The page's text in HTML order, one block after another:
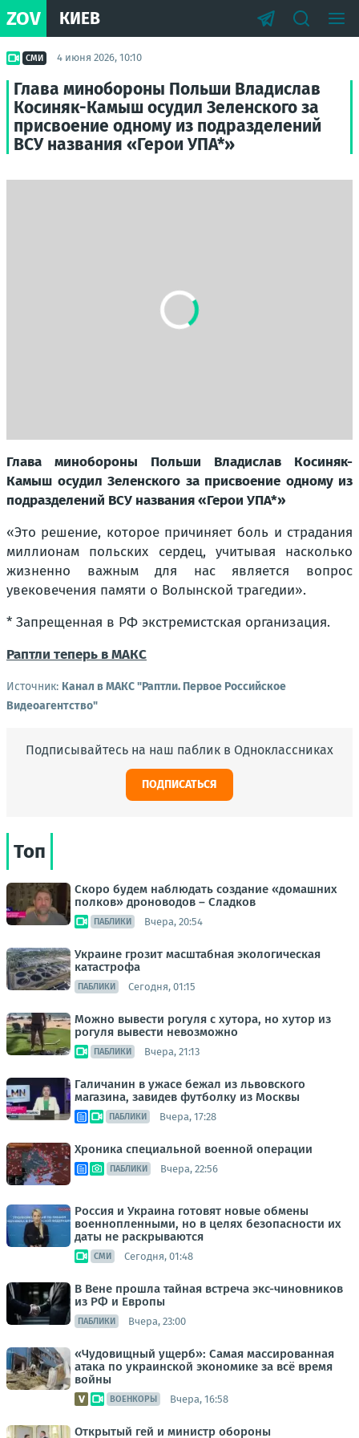
ZOV КИЕВ
СМИ 4 июня 2026, 10:10
Глава минобороны Польши Владислав
Косиняк-Камыш осудил Зеленского за
присвоение одному из подразделений
ВСУ названия «Герои УПА*»
Глава минобороны Польши Владислав Косиняк-
Камыш осудил Зеленского за присвоение одному из
подразделений ВСУ названия «Герои УПА*»
«Это решение, которое причиняет боль и страдания
миллионам польских сердец, учитывая насколько
жизненно важным для нас является вопрос
увековечения памяти о Волынской трагедии».
* Запрещенная в РФ экстремистская организация.
Раптли теперь в МАКС
Источник: Канал в МАКС "Раптли. Первое Российское
Видеоагентство"
Подписывайтесь на наш паблик в Одноклассниках
ПОДПИСАТЬСЯ
Топ
Скоро будем наблюдать создание «домашних
полков» дроноводов – Сладков
ПАБЛИКИ Вчера, 20:54
Украине грозит масштабная экологическая
катастрофа
ПАБЛИКИ Сегодня, 01:15
Можно вывести рогуля с хутора, но хутор из
рогуля вывести невозможно
ПАБЛИКИ Вчера, 21:13
Галичанин в ужасе бежал из львовского
магазина, завидев футболку из Москвы
ПАБЛИКИ Вчера, 17:28
Хроника специальной военной операции
ПАБЛИКИ Вчера, 22:56
Россия и Украина готовят новые обмены
военнопленными, но в целях безопасности их
даты не раскрываются
СМИ Сегодня, 01:48
В Вене прошла тайная встреча экс-чиновников
из РФ и Европы
ПАБЛИКИ Вчера, 23:00
«Чудовищный ущерб»: Самая массированная
атака по украинской экономике за всё время
войны
ВОЕНКОРЫ Вчера, 16:58
Открытый гей и министр обороны